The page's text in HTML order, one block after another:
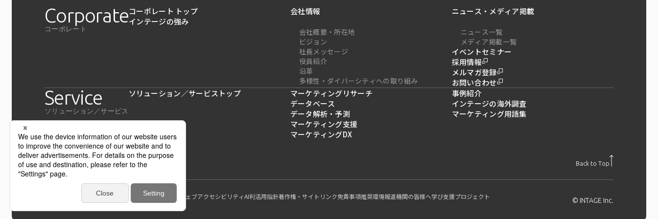
Corporate
コーポレート
コーポレート トップ
インテージの強み
会社情報
会社概要・所在地
ビジョン
社長メッセージ
役員紹介
沿革
多様性・ダイバーシティへの取り組み
ニュース・メディア掲載
ニュース一覧
メディア掲載一覧
イベントセミナー
採用情報
メルマガ登録
お問い合わせ
Service
ソリューション／サービス
ソリューション／サービストップ
マーケティングリサーチ
データベース
データ解析・予測
マーケティング支援
マーケティングDX
事例紹介
インテージの海外調査
マーケティング用語集
Back to Top
個人情報保護方針および個人情報の取扱いについて ウェブアクセシビリティAI利活用指針著作権・サイトリンク免責事項推奨環境報道機関の皆様へ学び支援プロジェクト
インテージホールディングス
© INTAGE Inc.